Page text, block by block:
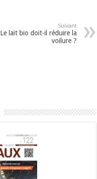
Suivant
Le lait bio doit-il réduire la
voilure ?